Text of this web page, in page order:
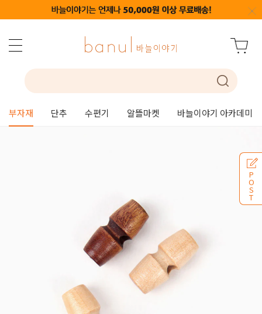
부자재 단추 수편기 알뜰마켓 바늘이야기 아카데미
P
O
S
T